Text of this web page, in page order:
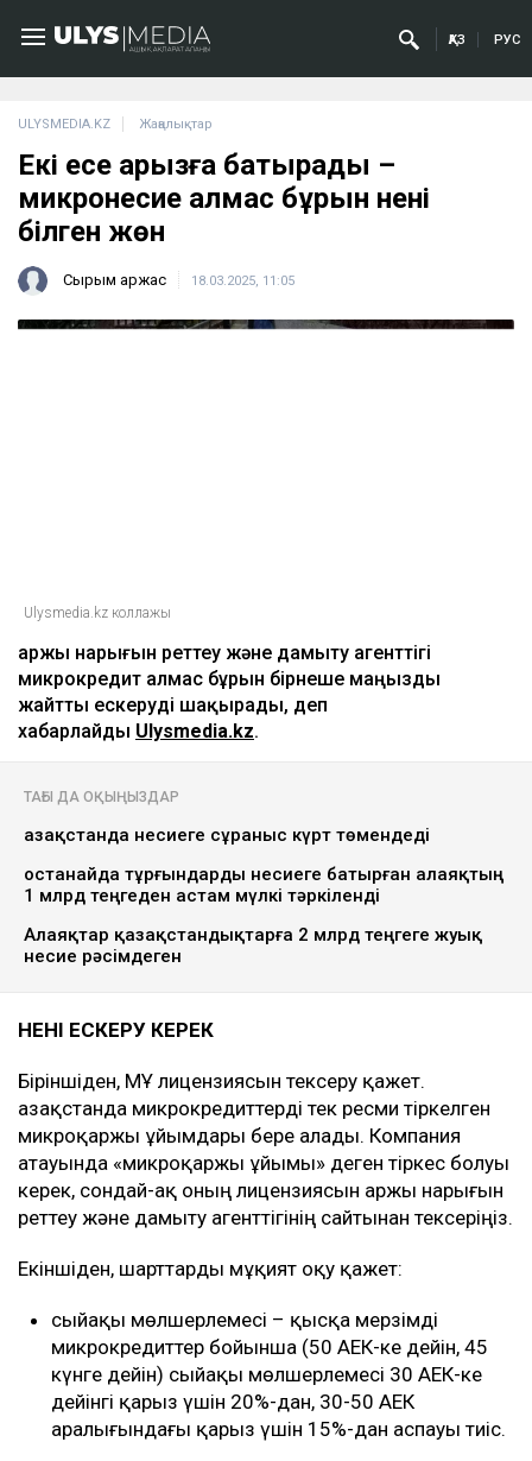
ҚАЗ РУС
ULYSMEDIA.KZ Жаңалықтар
Екі есе қарызға батырады –
микронесие алмас бұрын нені
білген жөн
Сырым Қаржас 18.03.2025, 11:05
Ulysmedia.kz коллажы
Қаржы нарығын реттеу және дамыту агенттігі
микрокредит алмас бұрын бірнеше маңызды
жайтты ескеруді шақырады, деп
хабарлайды Ulysmedia.kz.
ТАҒЫ ДА ОҚЫҢЫЗДАР
Қазақстанда несиеге сұраныс күрт төмендеді
Қостанайда тұрғындарды несиеге батырған алаяқтың
1 млрд теңгеден астам мүлкі тәркіленді
Алаяқтар қазақстандықтарға 2 млрд теңгеге жуық
несие рәсімдеген
НЕНІ ЕСКЕРУ КЕРЕК
Біріншіден, МҚҰ лицензиясын тексеру қажет.
Қазақстанда микрокредиттерді тек ресми тіркелген
микроқаржы ұйымдары бере алады. Компания
атауында «микроқаржы ұйымы» деген тіркес болуы
керек, сондай-ақ оның лицензиясын Қаржы нарығын
реттеу және дамыту агенттігінің сайтынан тексеріңіз.
Екіншіден, шарттарды мұқият оқу қажет:
сыйақы мөлшерлемесі – қысқа мерзімді
микрокредиттер бойынша (50 АЕК-ке дейін, 45
күнге дейін) сыйақы мөлшерлемесі 30 АЕК-ке
дейінгі қарыз үшін 20%-дан, 30-50 АЕК
аралығындағы қарыз үшін 15%-дан аспауы тиіс.